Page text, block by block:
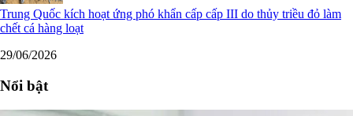
Trung Quốc kích hoạt ứng phó khẩn cấp cấp III do thủy triều đỏ làm
chết cá hàng loạt
29/06/2026
Nổi bật